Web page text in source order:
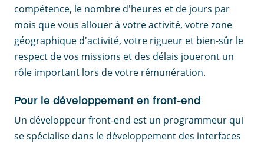
compétence, le nombre d'heures et de jours par
mois que vous allouer à votre activité, votre zone
géographique d'activité, votre rigueur et bien-sûr le
respect de vos missions et des délais joueront un
rôle important lors de votre rémunération.
Pour le développement en front-end
Un développeur front-end est un programmeur qui
se spécialise dans le développement des interfaces